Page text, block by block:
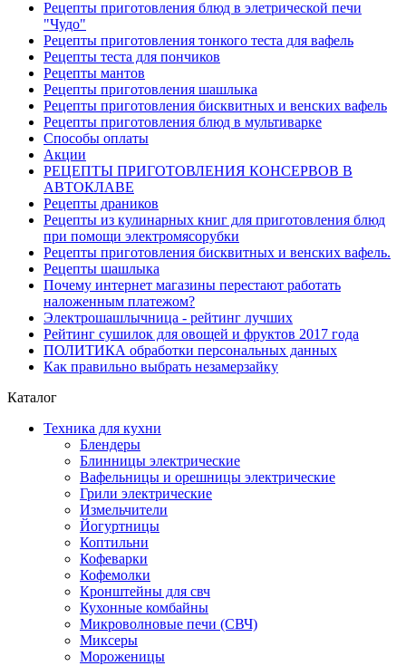
Рецепты приготовления блюд в элетрической печи
"Чудо"
Рецепты приготовления тонкого теста для вафель
Рецепты теста для пончиков
Рецепты мантов
Рецепты приготовления шашлыка
Рецепты приготовления бисквитных и венских вафель
Рецепты приготовления блюд в мультиварке
Способы оплаты
Акции
РЕЦЕПТЫ ПРИГОТОВЛЕНИЯ КОНСЕРВОВ В
АВТОКЛАВЕ
Рецепты драников
Рецепты из кулинарных книг для приготовления блюд
при помощи электромясорубки
Рецепты приготовления бисквитных и венских вафель.
Рецепты шашлыка
Почему интернет магазины перестают работать
наложенным платежом?
Электрошашлычница - рейтинг лучших
Рейтинг сушилок для овощей и фруктов 2017 года
ПОЛИТИКА обработки персональных данных
Как правильно выбрать незамерзайку
Каталог
Техника для кухни
Блендеры
Блинницы электрические
Вафельницы и орешницы электрические
Грили электрические
Измельчители
Йогуртницы
Коптильни
Кофеварки
Кофемолки
Кронштейны для свч
Кухонные комбайны
Микроволновые печи (СВЧ)
Миксеры
Мороженицы